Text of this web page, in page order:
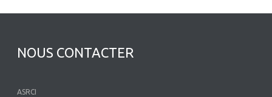
NOUS CONTACTER
ASRCI